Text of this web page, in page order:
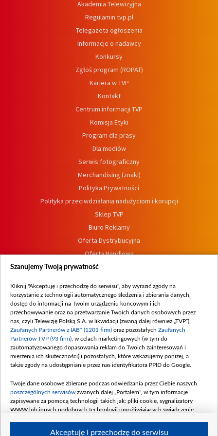
Akademia Telewizyjna
Regulamin tvp.pl
Telegazeta ogłoszenia
Informacje o nadawcy
Konkursy
Zgłoś program (ROPAT)
Kariera w TVP
Kontakt
Centrum informacji TVP
Komisja Etyki
Program dla prasy
Dla mediów
Serwis fotograficzny
Merchandising (znaki)
Polityka Prywatności
Polityka przeciwdziałania nadużyciom i korupcji
Sklep TVP
Biuro Reklamy
Oferta Dystrybucyjna
Oferta Handlowa
Dostępność
Procedura zgłoszeń wewnętrznych
Szanujemy Twoją prywatność
Kliknij "Akceptuję i przechodzę do serwisu", aby wyrazić zgody na
korzystanie z technologii automatycznego śledzenia i zbierania danych,
dostęp do informacji na Twoim urządzeniu końcowym i ich
przechowywanie oraz na przetwarzanie Twoich danych osobowych przez
nas, czyli Telewizję Polską S.A. w likwidacji (zwaną dalej również „TVP”),
Zaufanych Partnerów z IAB* (1201 firm) oraz pozostałych Zaufanych
Partnerów TVP (93 firm) , w celach marketingowych (w tym do
zautomatyzowanego dopasowania reklam do Twoich zainteresowań i
mierzenia ich skuteczności) i pozostałych, które wskazujemy poniżej, a
także zgody na udostępnianie przez nas identyfikatora PPID do Google.
Twoje dane osobowe zbierane podczas odwiedzania przez Ciebie naszych
poszczególnych serwisów zwanych dalej „Portalem”, w tym informacje
zapisywane za pomocą technologii takich jak: pliki cookie, sygnalizatory
WWW lub innych podobnych technologii umożliwiających świadczenie
Akceptuję i przechodzę do serwisu